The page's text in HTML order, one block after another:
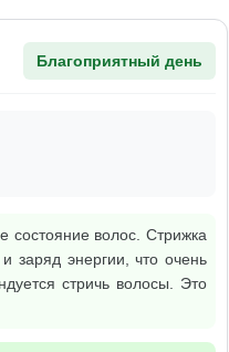
Благоприятный день
состояние волос. Стрижка
заряд энергии, что очень
стричь волосы. Это